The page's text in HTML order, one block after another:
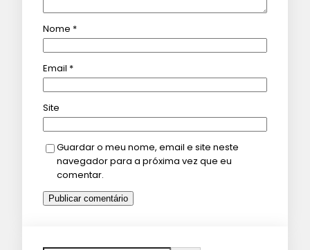
Nome *
Email *
Site
Guardar o meu nome, email e site neste
navegador para a próxima vez que eu
comentar.